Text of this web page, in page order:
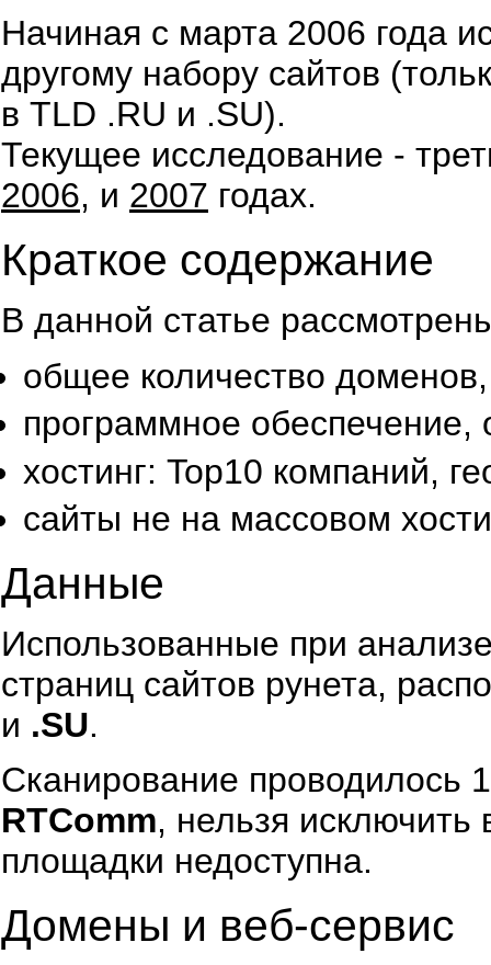
Начиная с марта 2006 года
другому набору сайтов
в TLD .RU и .SU).
Текущее исследование -
2006, и 2007 годах.
Краткое содержание
В данной статье
общее количество
программное
хостинг: Top10 компаний,
сайты не на массовом
Данные
Использованные при
страниц сайтов рунета,
и .SU.
Сканирование проводилось
RTComm, нельзя исключить
площадки недоступна.
Домены и веб-сервис